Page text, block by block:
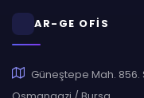
AR-GE OFİS
Güneştepe Mah. 856.